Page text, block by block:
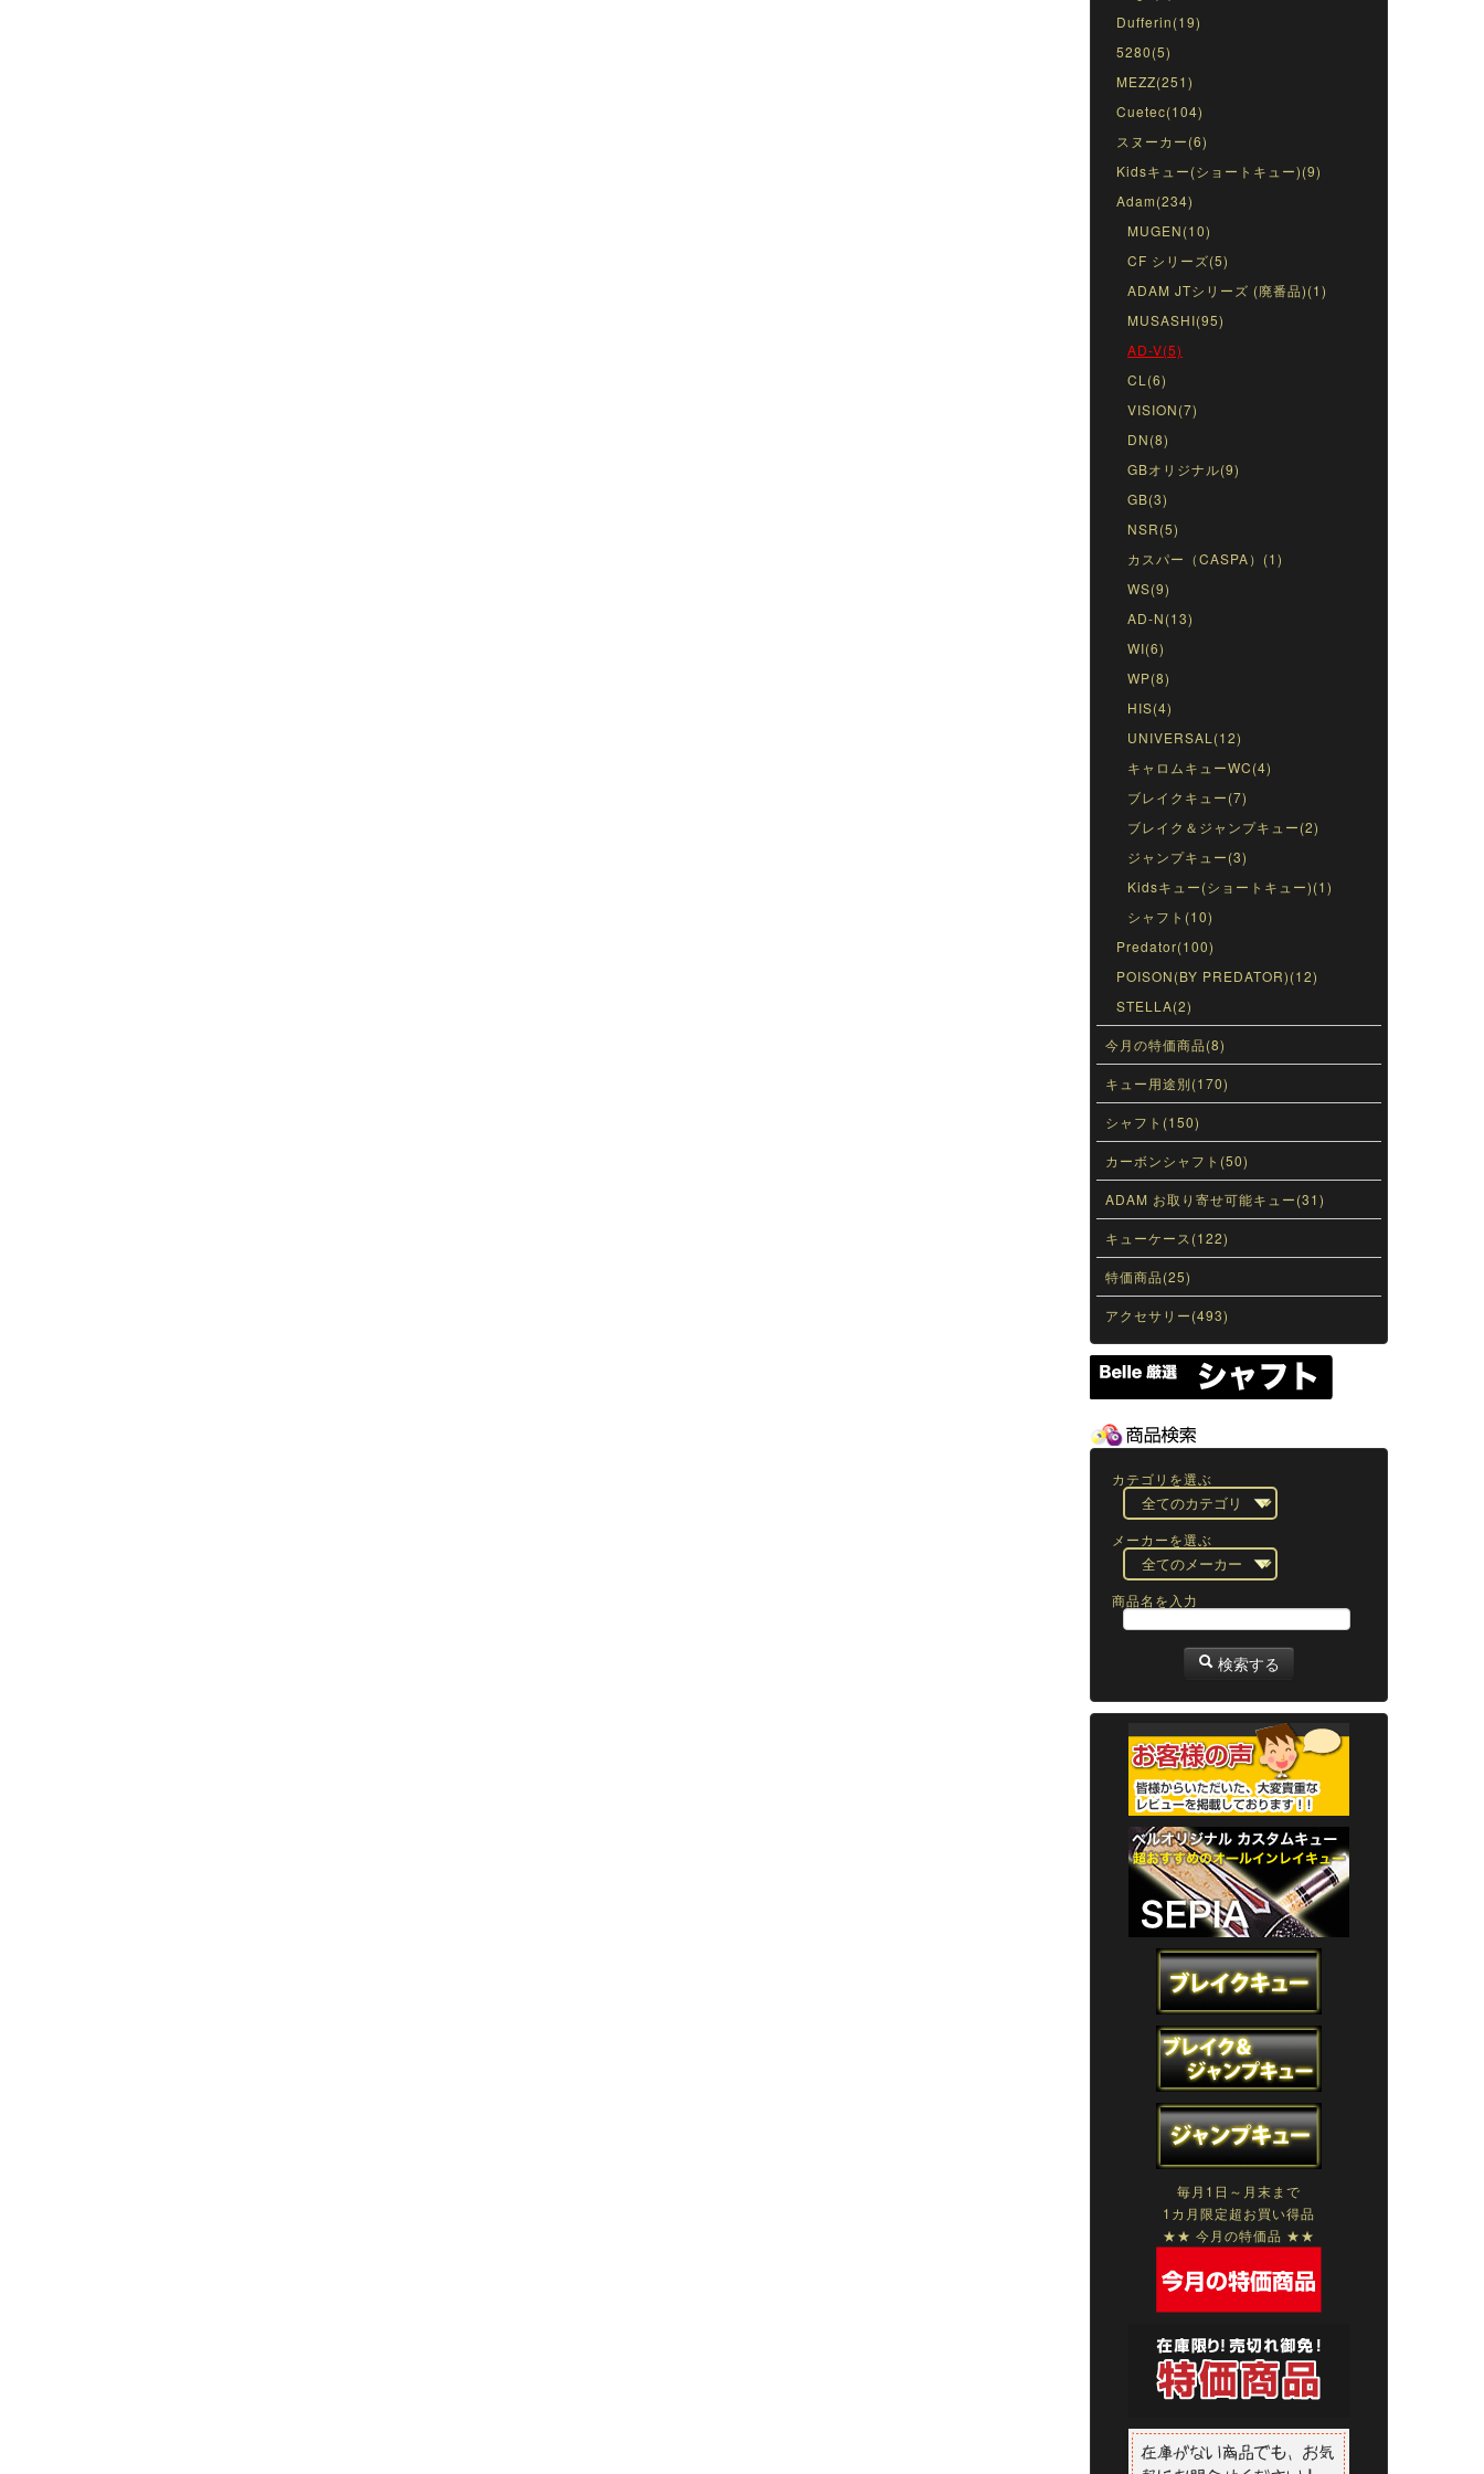
Dufferin(19)
5280(5)
MEZZ(251)
Cuetec(104)
スヌーカー(6)
Kidsキュー(ショートキュー)(9)
Adam(234)
MUGEN(10)
CF シリーズ(5)
ADAM JTシリーズ (廃番品)(1)
MUSASHI(95)
AD-V(5)
CL(6)
VISION(7)
DN(8)
GBオリジナル(9)
GB(3)
NSR(5)
カスパー（CASPA）(1)
WS(9)
AD-N(13)
WI(6)
WP(8)
HIS(4)
UNIVERSAL(12)
キャロムキューWC(4)
ブレイクキュー(7)
ブレイク＆ジャンプキュー(2)
ジャンプキュー(3)
Kidsキュー(ショートキュー)(1)
シャフト(10)
Predator(100)
POISON(BY PREDATOR)(12)
STELLA(2)
今月の特価商品(8)
キュー用途別(170)
シャフト(150)
カーボンシャフト(50)
ADAM お取り寄せ可能キュー(31)
キューケース(122)
特価商品(25)
アクセサリー(493)
カテゴリを選ぶ
メーカーを選ぶ
商品名を入力
検索する
毎月1日～月末まで
1カ月限定超お買い得品
★★ 今月の特価品 ★★